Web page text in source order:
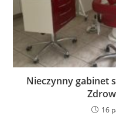
Nieczynny gabinet
16